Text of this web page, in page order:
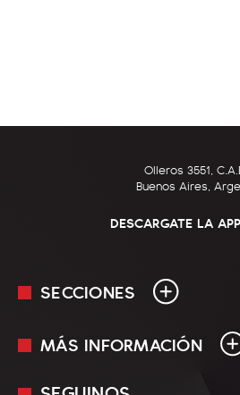
Olleros 3551,
Buenos Aires,
DESCARGATE LA
SECCIONES
En Vivo
MÁS INFORMACIÓN